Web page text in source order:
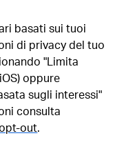
basati sui tuoi
di privacy del tuo
"Limita
oppure
sugli interessi"
consulta
out.